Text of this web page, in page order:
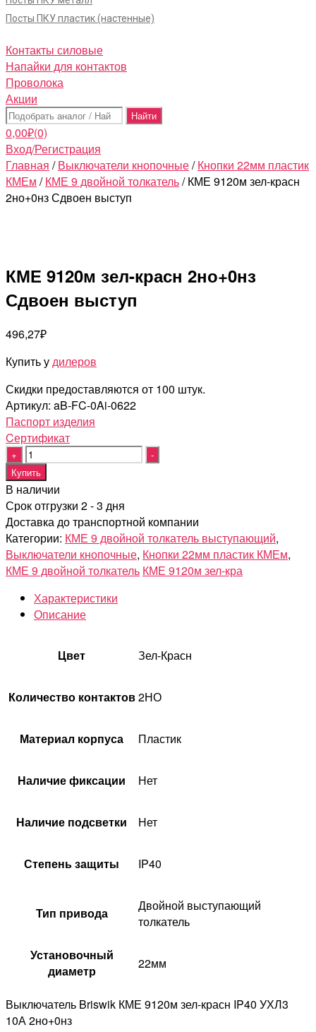
Посты ПКУ пластик (настенные)
Контакты силовые
Напайки для контактов
Проволока
Акции
Поиск:
0,00₽(0)
Вход/Регистрация
Главная /Выключатели кнопочные/Кнопки 22мм пластик
КМЕм /КМЕ 9 двойной толкатель/ КМЕ 9120м зел-красн
2но+0нз Сдвоен выступ
КМЕ 9120м зел-красн 2но+0нз
Сдвоен выступ
496,27₽
Купить удилеров
Скидки предоставляются от 100 штук.
Артикул: aB-FC-0Ai-0622
Паспорт изделия
Cертификат
Quantity
Купить
В наличии
Срок отгрузки 2 - 3 дня
Доставка до транспортной компании
Категории: КМЕ 9 двойной толкатель выступающий,
Выключатели кнопочные, Кнопки 22мм пластик КМЕм,
КМЕ 9 двойной толкатель КМЕ 9120м зел-кра
Характеристики
Описание
Цвет Зел-Красн
Количество контактов2НО
Материал корпуса Пластик
Наличие фиксации Нет
Наличие подсветки Нет
Степень защиты IP40
Тип привода
Двойной выступающий
толкатель
Установочный
диаметр
22мм
Выключатель Briswik КМЕ 9120м зел-красн IP40 УХЛ3
10А 2но+0нз